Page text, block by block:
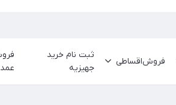
فروش‌اقساطی
ثبت نام خرید
جهیزیه